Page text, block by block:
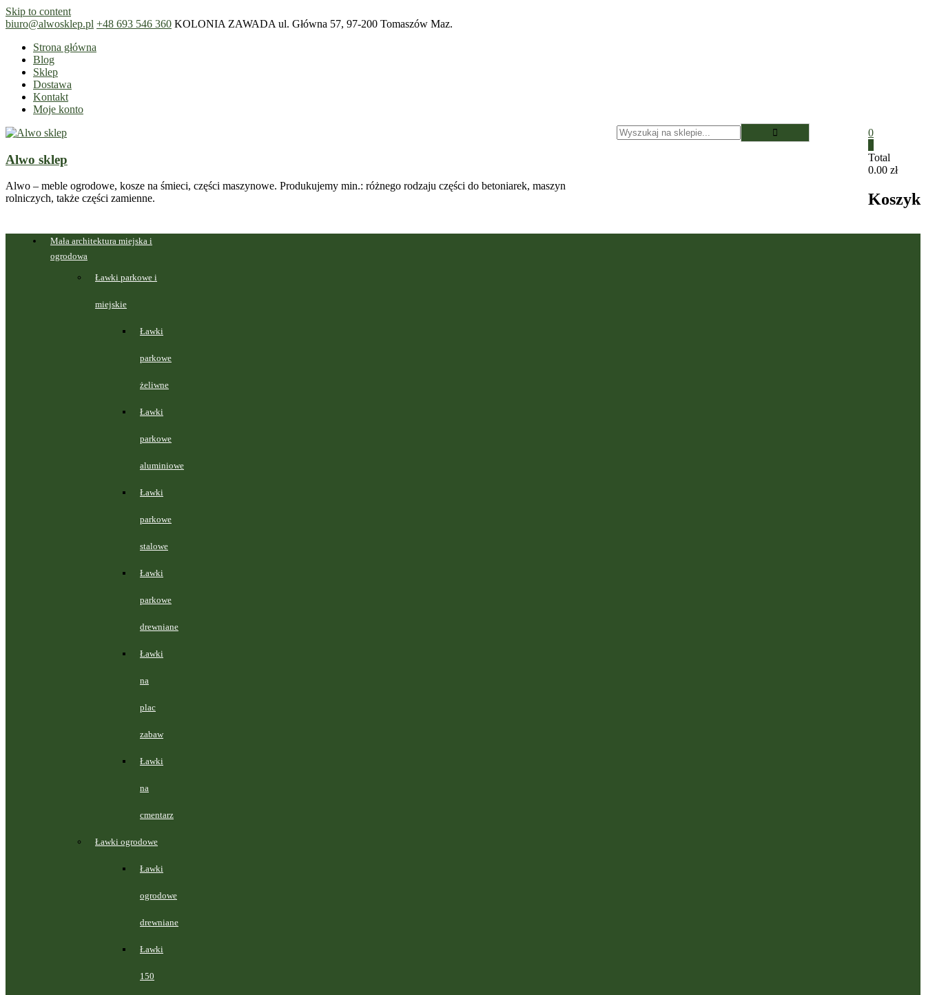
Skip to content
biuro@alwosklep.pl +48 693 546 360 KOLONIA ZAWADA ul. Główna 57, 97-200 Tomaszów Maz.
Strona główna
Blog
Sklep
Dostawa
Kontakt
Moje konto
Alwo sklep
Alwo – meble ogrodowe, kosze na śmieci, części maszynowe. Produkujemy min.: różnego rodzaju części do betoniarek, maszyn
rolniczych, także części zamienne.
0
Total
0.00 zł
Koszyk
Mała architektura miejska i
ogrodowa
Ławki parkowe i
miejskie
Ławki
parkowe
żeliwne
Ławki
parkowe
aluminiowe
Ławki
parkowe
stalowe
Ławki
parkowe
drewniane
Ławki
na
plac
zabaw
Ławki
na
cmentarz
Ławki ogrodowe
Ławki
ogrodowe
drewniane
Ławki
150